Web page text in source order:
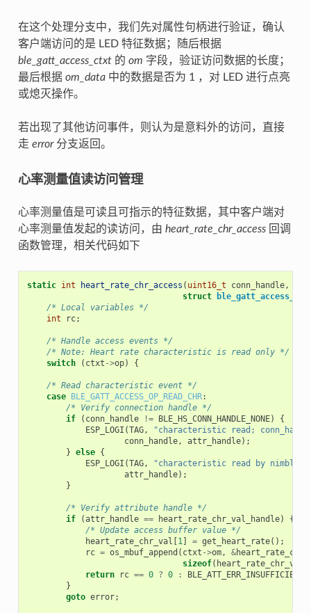
在这个处理分支中，我们先对属性句柄进行验证，确认
客户端访问的是 LED 特征数据；随后根据
ble_gatt_access_ctxt的 om 字段，验证访问数据的长度；
最后根据 om_data中的数据是否为 1 ，对 LED 进行点亮
或熄灭操作。
若出现了其他访问事件，则认为是意料外的访问，直接
走 error分支返回。
心率测量值读访问管理
心率测量值是可读且可指示的特征数据，其中客户端对
心率测量值发起的读访问，由 heart_rate_chr_access回调
函数管理，相关代码如下
static int heart_rate_chr_access ( uint16_t conn_handle,
struct
/* Local variables */
int
rc;
/* Handle access events */
/* Note: Heart rate characteristic is read only */
switch
( ctxt ->op) {
/* Read characteristic event */
case BLE_GATT_ACCESS_OP_READ_CHR:
/* Verify connection handle */
if
( conn_handle != BLE_HS_CONN_HANDLE_NONE)
{
ESP_LOGI (TAG,
"characteristic read;
conn_handle, attr_handle);
} else {
ESP_LOGI (TAG,
"characteristic read by nimble
attr_handle);
}
/* Verify attribute handle */
if
(attr_handle == heart_rate_chr_val_handle)
{
/* Update access buffer value */
heart_rate_chr_val [1] = get_heart_rate();
rc = os_mbuf_append ( ctxt ->om, &
sizeof( heart_rate_chr_val
return
rc == 0 ? 0 :
}
goto error;